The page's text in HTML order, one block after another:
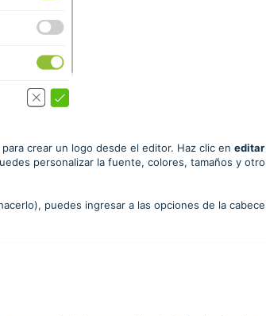
crear un logo desde el editor. Haz clic en editar
personalizar la fuente, colores, tamaños y
puedes ingresar a las opciones de la